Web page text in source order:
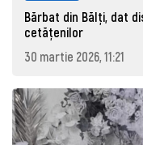
Bărbat din Bălți, dat
cetăţenilor
30 martie 2026, 11:21